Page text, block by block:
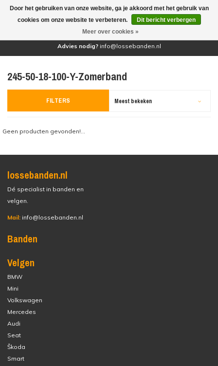
(0)
Advies nodig? info@lossebanden.nl
245-50-18-100-Y-Zomerband
FILTERS Meest bekeken
Geen producten gevonden!...
lossebanden.nl
Dé specialist in banden en
velgen.
Mail: info@lossebanden.nl
Banden
Velgen
BMW
Mini
Volkswagen
Mercedes
Audi
Seat
Škoda
Smart
Door het gebruiken van onze website, ga je akkoord met het gebruik van
cookies om onze website te verbeteren.
Dit bericht verbergen
Meer over cookies »